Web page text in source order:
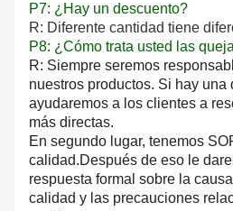
P7: ¿Hay un descuento?
R: Diferente cantidad tiene
P8: ¿Cómo trata usted las
R: Siempre seremos
nuestros productos. Si hay una
ayudaremos a los clientes a
más directas.
En segundo lugar, tenemos
calidad.Después de eso le
respuesta formal sobre la
calidad y las precauciones